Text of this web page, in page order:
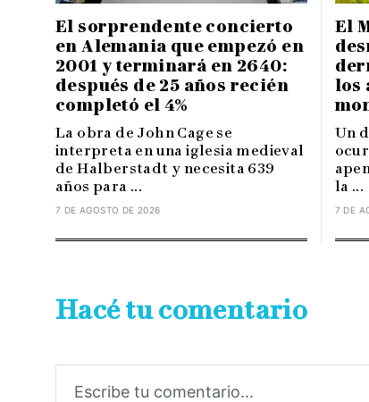
El sorprendente concierto
en Alemania que empezó en
2001 y terminará en 2640:
después de 25 años recién
completó el 4%
La obra de John Cage se
interpreta en una iglesia medieval
de Halberstadt y necesita 639
años para ...
7 DE AGOSTO DE 2026
El
los
Un
la ...
7 DE
Hacé tu comentario